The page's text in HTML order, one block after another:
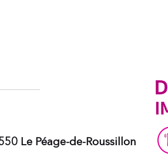
Le Péage-de-Roussillon